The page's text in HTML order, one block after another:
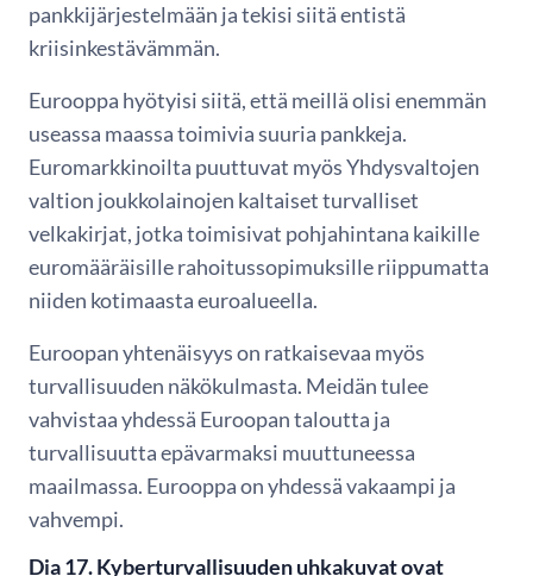
pankkijärjestelmään ja tekisi siitä entistä
kriisinkestävämmän.
Eurooppa hyötyisi siitä, että meillä olisi enemmän
useassa maassa toimivia suuria pankkeja.
Euromarkkinoilta puuttuvat myös Yhdysvaltojen
valtion joukkolainojen kaltaiset turvalliset
velkakirjat, jotka toimisivat pohjahintana kaikille
euromääräisille rahoitussopimuksille riippumatta
niiden kotimaasta euroalueella.
Euroopan yhtenäisyys on ratkaisevaa myös
turvallisuuden näkökulmasta. Meidän tulee
vahvistaa yhdessä Euroopan taloutta ja
turvallisuutta epävarmaksi muuttuneessa
maailmassa. Eurooppa on yhdessä vakaampi ja
vahvempi.
Dia 17. Kyberturvallisuuden uhkakuvat ovat